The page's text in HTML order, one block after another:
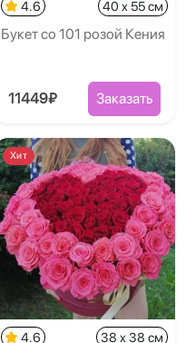
4.6 40 x 55 см
Букет со 101 розой Кения
11449₽ Заказать
Хит
4.6 38 x 38 см